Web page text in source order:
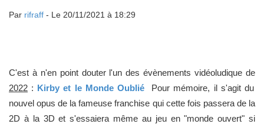
Par rifraff - Le 20/11/2021 à 18:29
C'est à n'en point douter l'un des évènements vidéoludique de
2022 : Kirby et le Monde OubliéPour mémoire, il s'agit du
nouvel opus de la fameuse franchise qui cette fois passera de la
2D à la 3D et s'essaiera même au jeu en "monde ouvert" si